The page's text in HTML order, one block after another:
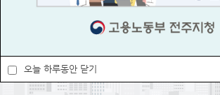
오늘 하루동안 닫기
칭 사기피해 주의 안내
실업급여는 언제까지 신청해야...
실업급여 지급액은 어떻게 되...